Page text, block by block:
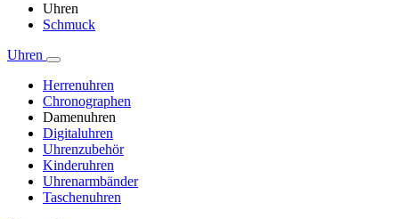
Uhren
Schmuck
Uhren
Herrenuhren
Chronographen
Damenuhren
Digitaluhren
Uhrenzubehör
Kinderuhren
Uhrenarmbänder
Taschenuhren